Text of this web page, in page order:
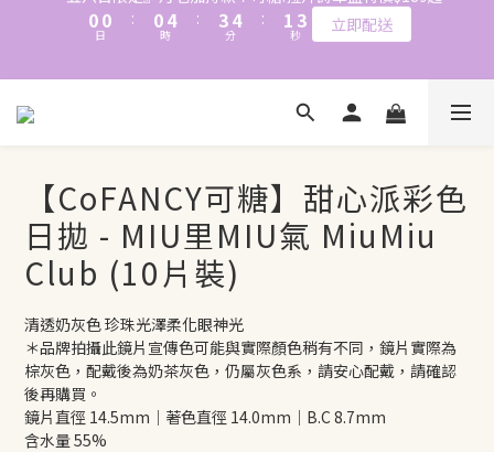
📱加入官方LINE｜領$50折價券
2
1
1
0
2
1
心動登場！拉拜詩定軸高光🌿新品早鳥預購🏝️2盒$520+免運
📱加入官方LINE｜領$50折價券
【CoFANCY可糖】甜心派彩色
日拋 - MIU里MIU氣 MiuMiu
Club (10片裝)
清透奶灰色 珍珠光澤柔化眼神光
＊品牌拍攝此鏡片宣傳色可能與實際顏色稍有不同，鏡片實際為
棕灰色，配戴後為奶茶灰色，仍屬灰色系，請安心配戴，請確認
後再購買。
鏡片直徑 14.5mm｜著色直徑 14.0mm｜B.C 8.7mm
含水量 55%